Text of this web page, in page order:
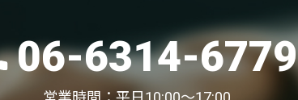
06-6314-6779